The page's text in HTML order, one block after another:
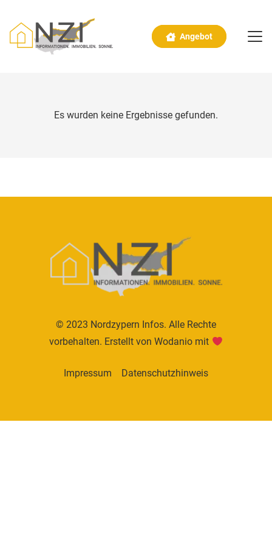
Angebot
Es wurden keine Ergebnisse gefunden.
© 2023 Nordzypern Infos. Alle Rechte
vorbehalten. Erstellt vonWodanio mit
Impressum Datenschutzhinweis